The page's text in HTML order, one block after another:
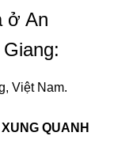
ở An
Việt Nam.
QUANH